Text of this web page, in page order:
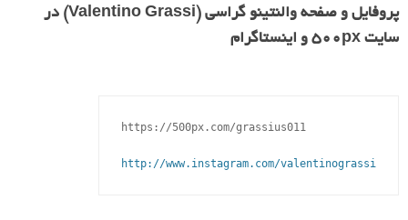
پروفایل و صفحه والنتینو گراسی (Valentino Grassi) در
سایت ۵۰۰px و اینستاگرام
https://500px.com/grassius011
http://www.instagram.com/valentinograssi